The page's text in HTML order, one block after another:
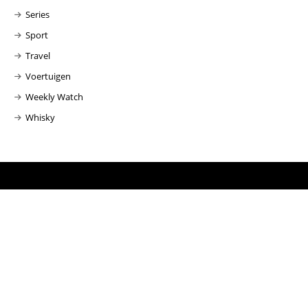
Series
Sport
Travel
Voertuigen
Weekly Watch
Whisky